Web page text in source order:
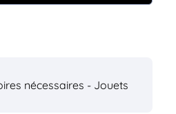
nécessaires - Jouets